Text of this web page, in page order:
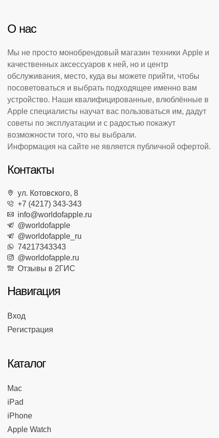
О нас
Мы не просто монобрендовый магазин техники Apple и
качественных аксессуаров к ней, но и центр
обслуживания, место, куда вы можете прийти, чтобы
посоветоваться и выбрать подходящее именно вам
устройство. Наши квалифицированные, влюблённые в
Apple специалисты научат вас пользоваться им, дадут
советы по эксплуатации и с радостью покажут
возможности того, что вы выбрали.
Информация на сайте не является публичной офертой.
Контакты
ул. Котовского, 8
+7 (4217) 343-343
info@worldofapple.ru
@worldofapple
@worldofapple_ru
74217343343
@worldofapple.ru
Отзывы в 2ГИС
Навигация
Вход
Регистрация
Каталог
Mac
iPad
iPhone
Apple Watch